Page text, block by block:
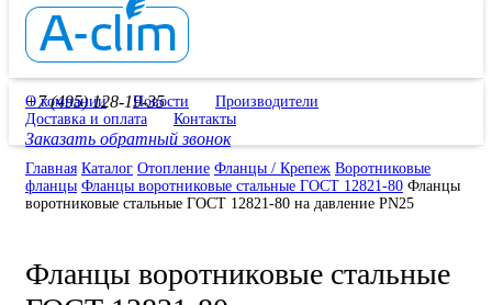
+7 (495) 128-19-35
Заказать обратный звонок
О компании Новости
Производители
Доставка и оплата
Контакты
Главная Каталог Отопление Фланцы / Крепеж Воротниковые
фланцы Фланцы воротниковые стальные ГОСТ 12821-80 Фланцы
воротниковые стальные ГОСТ 12821-80 на давление PN25
Фланцы воротниковые стальные